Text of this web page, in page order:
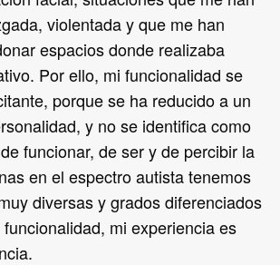
violentada y que me han
espacios donde realizaba
Por ello, mi funcionalidad se
porque se ha reducido a un
y no se identifica como
funcionar, de ser y de percibir la
en el espectro autista tenemos
diversas y grados diferenciados
mi experiencia es